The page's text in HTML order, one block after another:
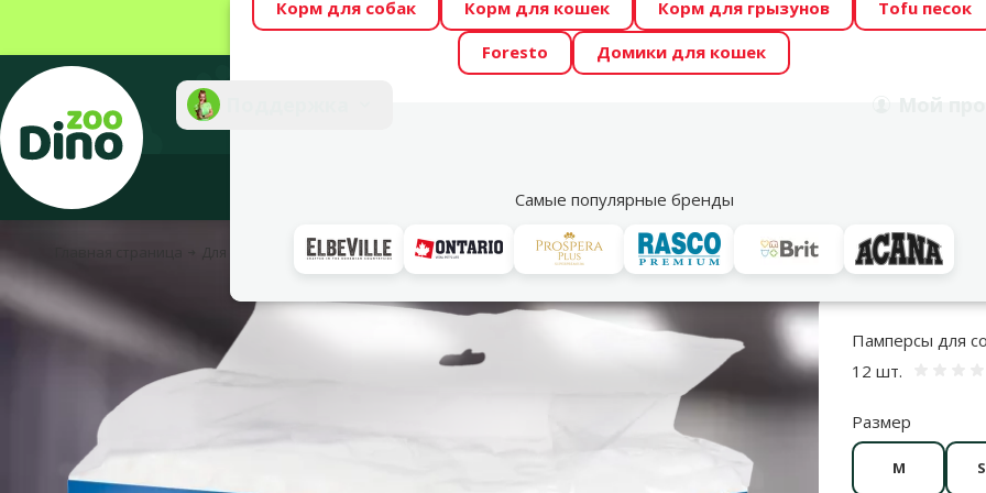
Весь месяц Dino Zoo предлагает отличные цены на ТОП-овые корма! 🍖
Фотоконкурс “GADA ŪSAIŅI”! Возможно Твой питомец станет звездой
Корм для собак Корм для кошек Корм для грызунов
Tofu песок
Foresto
Домики для кошек
Самые популярные бренды
Акции
Уход и гигиена Гигиенические трусы и памперсы для собак TRIXIE Diapers для сук, XS–S: 20–28
Памперсы для
12 шт.
Размер
M